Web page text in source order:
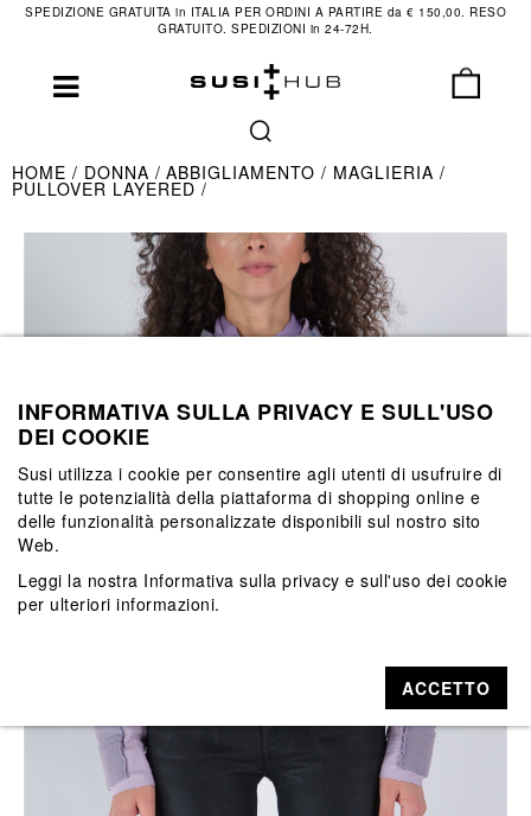
SPEDIZIONE GRATUITA in ITALIA PER ORDINI A PARTIRE da € 150,00. RESO
GRATUITO. SPEDIZIONI in 24-72H.
HOME DONNA ABBIGLIAMENTO MAGLIERIA
PULLOVER LAYERED
INFORMATIVA SULLA PRIVACY E SULL'USO
DEI COOKIE
Susi utilizza i cookie per consentire agli utenti di usufruire di
tutte le potenzialità della piattaforma di shopping online e
delle funzionalità personalizzate disponibili sul nostro sito
Web.
Leggi la nostra Informativa sulla privacy e sull'uso dei cookie
per ulteriori informazioni.
ACCETTO